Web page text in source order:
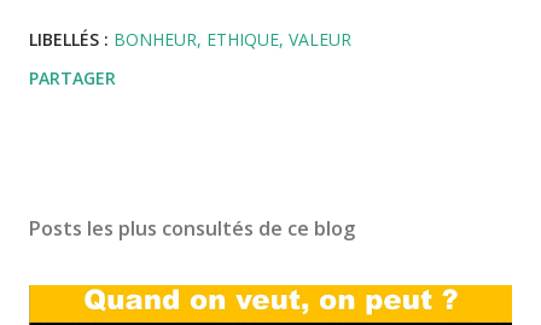
LIBELLÉS : BONHEUR ETHIQUE VALEUR
PARTAGER
Posts les plus consultés de ce blog